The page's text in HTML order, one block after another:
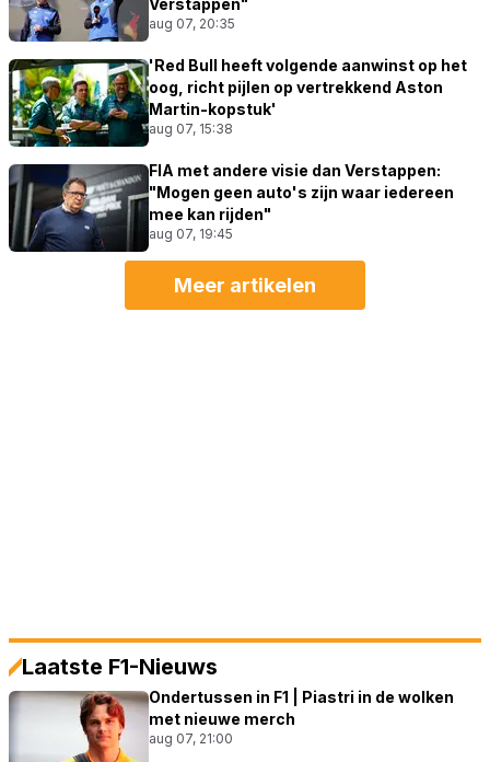
Verstappen"
aug 07, 20:35
'Red Bull heeft volgende aanwinst op het
oog, richt pijlen op vertrekkend Aston
Martin-kopstuk'
aug 07, 15:38
FIA met andere visie dan Verstappen:
"Mogen geen auto's zijn waar iedereen
mee kan rijden"
aug 07, 19:45
Meer artikelen
Laatste F1-Nieuws
Ondertussen in F1 | Piastri in de wolken
met nieuwe merch
aug 07, 21:00